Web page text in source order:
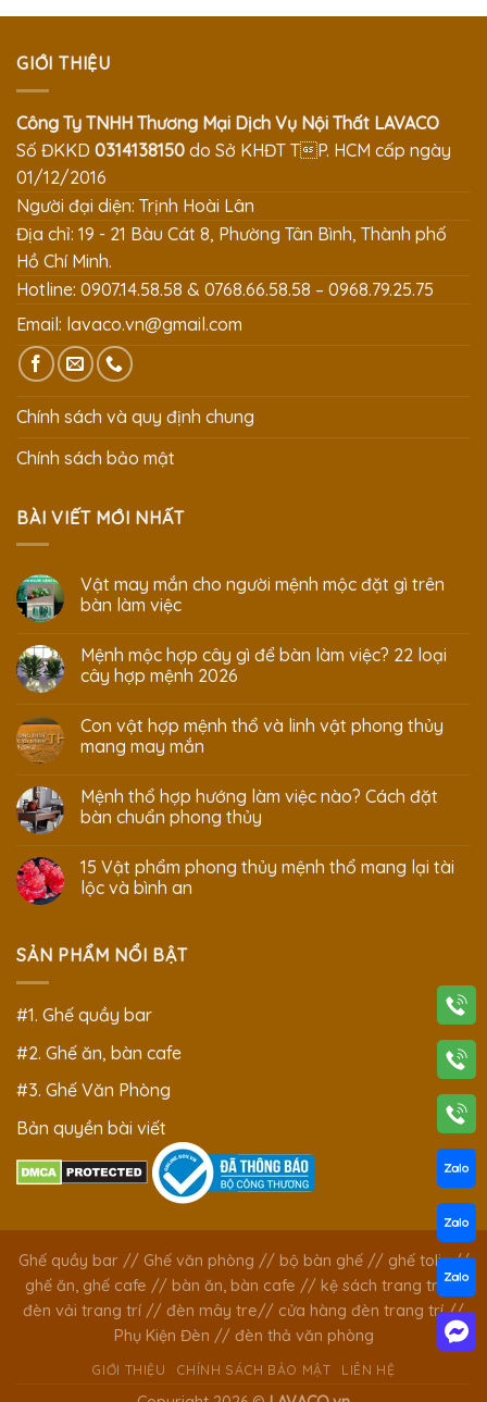
GIỚI THIỆU
Công Ty TNHH Thương Mại Dịch Vụ Nội Thất LAVACO
Số ĐKKD 0314138150 do Sở KHĐT TP. HCM cấp ngày
01/12/2016
Người đại diện: Trịnh Hoài Lân
Địa chỉ: 19 - 21 Bàu Cát 8, Phường Tân Bình, Thành phố
Hồ Chí Minh.
Hotline: 0907.14.58.58 & 0768.66.58.58 – 0968.79.25.75
Email: lavaco.vn@gmail.com
Chính sách và quy định chung
Chính sách bảo mật
BÀI VIẾT MỚI NHẤT
Vật may mắn cho người mệnh mộc đặt gì trên
bàn làm việc
Mệnh mộc hợp cây gì để bàn làm việc? 22 loại
cây hợp mệnh 2026
Con vật hợp mệnh thổ và linh vật phong thủy
mang may mắn
Mệnh thổ hợp hướng làm việc nào? Cách đặt
bàn chuẩn phong thủy
15 Vật phẩm phong thủy mệnh thổ mang lại tài
lộc và bình an
SẢN PHẨM NỔI BẬT
#1. Ghế quầy bar
#2. Ghế ăn, bàn cafe
#3. Ghế Văn Phòng
Bản quyền bài viết
Ghế quầy bar// Ghế văn phòng // bộ bàn ghế// ghế tolix//
ghế ăn, ghế cafe // bàn ăn, bàn cafe // kệ sách trang trí //
đèn vải trang trí // đèn mây tre// cửa hàng đèn trang trí//
Phụ Kiện Đèn // đèn thả văn phòng
GIỚI THIỆU CHÍNH SÁCH BẢO MẬT LIÊN HỆ